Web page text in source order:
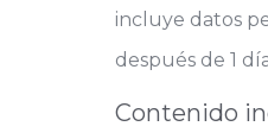
incluye datos
después de 1
Contenido